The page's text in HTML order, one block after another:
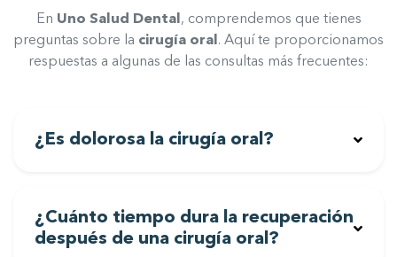
En Uno Salud Dental , comprendemos que tienes
preguntas sobre la cirugía oral . Aquí te proporcionamos
respuestas a algunas de las consultas más frecuentes:
¿Es dolorosa la cirugía oral?
¿Cuánto tiempo dura la recuperación
después de una cirugía oral?